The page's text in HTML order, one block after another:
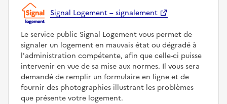
Signal Logement – signalement
Le service public Signal Logement vous permet de
signaler un logement en mauvais état ou dégradé à
l'administration compétente, afin que celle-ci puisse
intervenir en vue de sa mise aux normes. Il vous sera
demandé de remplir un formulaire en ligne et de
fournir des photographies illustrant les problèmes
que présente votre logement.